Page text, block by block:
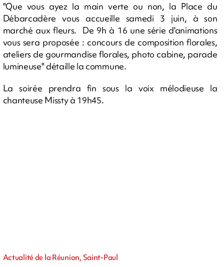
"Que vous ayez la main verte ou non, la Place du
Débarcadère vous accueille samedi 3 juin, à son
marché aux fleurs. De 9h à 16 une série d'animations
vous sera proposée : concours de composition florales,
ateliers de gourmandise florales, photo cabine, parade
lumineuse" détaille la commune.
La soirée prendra fin sous la voix mélodieuse la
chanteuse Missty à 19h45.
Actualité de la Réunion, Saint-Paul